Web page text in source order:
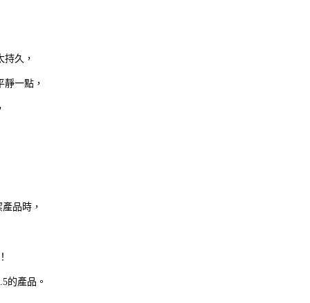
久，
一點，
品時，
的產品。